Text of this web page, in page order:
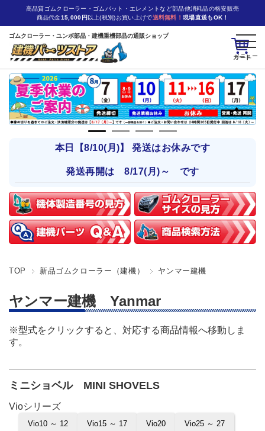
カート
高品質ゴムクローラー・ゴムパット・エレメントなど部品他消耗品の格安販売
商品代金15,000円 以上(税別)お買い上げで送料無料！ 現場直送もOK！
ゴムクローラー・ユンボ部品・建機重機部品の通販ショップ
本日【8/10(月)】 発送はお休みです
発送再開は 8/17(月)～ です
TOP 新品ゴムクローラー（建機） ヤンマー建機
ヤンマー建機 Yanmar
※型式をクリックすると、対応する商品情報へ移動しま
す。
ミニショベル MINI SHOVELS
Vioシリーズ
Vio10 ～ 12 Vio15 ～ 17 Vio20 Vio25 ～ 27